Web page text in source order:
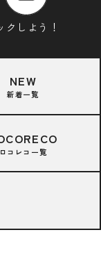
しよう！
NEW
新着一覧
ロコレコ一覧